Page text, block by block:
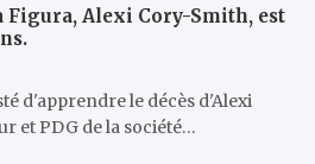
Figura, Alexi Cory-Smith, est
d'apprendre le décès d'Alexi
et PDG de la société…